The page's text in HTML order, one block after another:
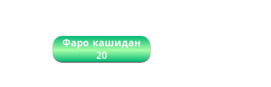
Фаро кашидан
20